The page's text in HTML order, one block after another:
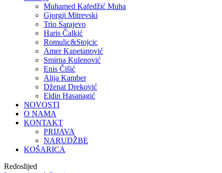
Muhamed Kafedžić Muha
Gjorgji Mitrevski
Trio Sarajevo
Haris Čalkić
Romulic&Stojcic
Amer Kapetanović
Smirna Kulenović
Enis Čišić
Alija Kamber
Dženat Dreković
Eldin Hasanagić
NOVOSTI
O NAMA
KONTAKT
PRIJAVA
NARUDŽBE
KOŠARICA
Redoslijed